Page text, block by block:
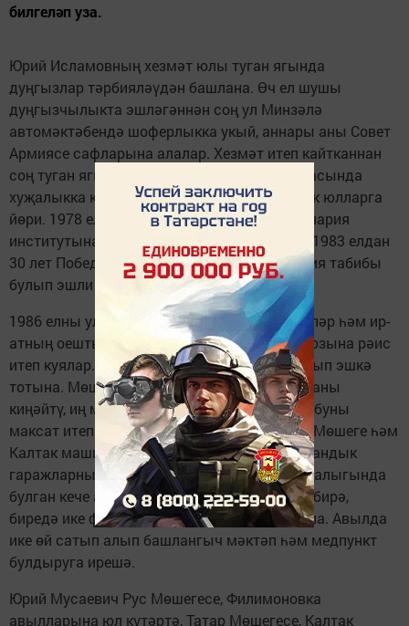
билгеләп уза.
Юрий Исламовның хезмәт юлы туган ягында
дуңгызлар тәрбияләүдән башлана. Өч ел шушы
дуңгызчылыкта эшләгәннән соң ул Минзәлә
автомәктәбендә шоферлыкка укый, аннары аны Совет
Армиясе сафларына алалар. Хезмәт итеп кайтканнан
соң туган ягына кайтып ГАЗ-51 автомашинасында
хуҗалыкка кирәк булган йөкләр ташый, ерак юлларга
йөри. 1978 елда Казан шәһәрендәге ветеринария
институтына көндезге бүлеккә укырга керә,1983 елдан
30 лет Победы" колхозында баш ветеринария табибы
булып эшли башлый.
1986 елны ул эшләгән колхозны икегә бүләләр һәм ир-
атның оештыру сәләтен күреп «Марс» колхозына рәис
итеп куялар. каушап калмыйча, җиң сызганып эшкә
тотына. Мөшегедә һәм Калтакта матди базаны
киңәйтү, иң мөһиме-кешеләр күңеленә юл табуны
максат итеп куя. Беренче эшләгән аенда ук Мөшеге һәм
Калтак машина трактор паркларында ташландык
гаражларны җылытудан башлый. Ул үз хуҗалыгында
булган кече авыл Филимоновкага игътибар бирә,
биредә ике фин йорты сатып алып, клуб сала. Авылда
ике өй сатып алып башлангыч мәктәп һәм медпункт
булдыруга ирешә.
Юрий Мусаевич Рус Мөшегесе, Филимоновка
авылларына юл күтәртә, Татар Мөшегесе, Калтак